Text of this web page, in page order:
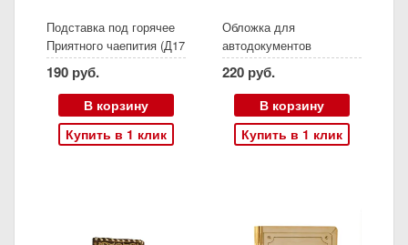
Подставка под горячее
Приятного чаепития (Д17
см)
190 руб.
В корзину
Купить в 1 клик
Обложка для
автодокументов
220 руб.
В корзину
Купить в 1 клик